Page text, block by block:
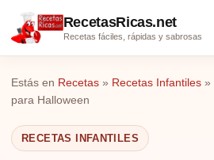
RecetasRicas.net
Recetas fáciles, rápidas y sabrosas
Estás en Recetas » Recetas Infantiles »
para Halloween
RECETAS INFANTILES